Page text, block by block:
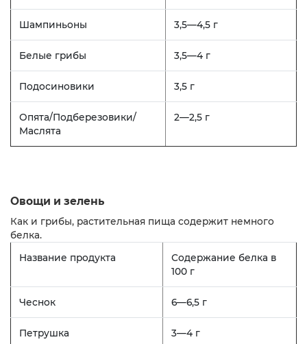
Шампиньоны 3,5—4,5 г
Белые грибы 3,5—4 г
Подосиновики 3,5 г
Опята/Подберезовики/
Маслята
2—2,5 г
Овощи и зелень
Как и грибы, растительная пища содержит немного
белка.
Название продукта
Содержание белка в
100 г
Чеснок 6—6,5 г
Петрушка 3—4 г